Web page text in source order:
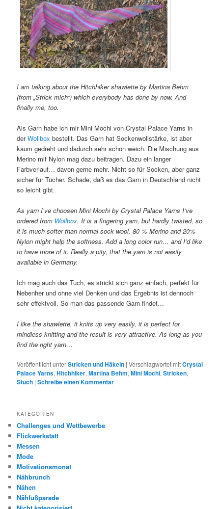
I am talking about the Hitchhiker shawlette by Martina Behm
(from „Strick mich“) which everybody has done by now. And
finally me, too.
Als Garn habe ich mir Mini Mochi von Crystal Palace Yarns in
derWollbox bestellt. Das Garn hat Sockenwollstärke, ist aber
kaum gedreht und dadurch sehr schön weich. Die Mischung aus
Merino mit Nylon mag dazu beitragen. Dazu ein langer
Farbverlauf… davon gerne mehr. Nicht so für Socken, aber ganz
sicher für Tücher. Schade, daß es das Garn in Deutschland nicht
so leicht gibt.
As yarn I’ve choosen Mini Mochi by Crystal Palace Yarns I’ve
ordered from Wollbox. It is a fingering yarn, but hardly twisted, so
it is much softer than normal sock wool. 80 % Merino and 20%
Nylon might help the softness. Add a long color run… and I’d like
to have more of it. Really a pity, that the yarn is not easily
available in Germany.
Ich mag auch das Tuch, es strickt sich ganz einfach, perfekt für
Nebenher und ohne viel Denken und das Ergebnis ist dennoch
sehr effektvoll. So man das passende Garn findet…
I like the shawlette, it knits up very easily, it is perfect for
mindless knitting and the result is very attractive. As long as you
find the right yarn…
Veröffentlicht unterStricken und Häkeln |Verschlagwortet mitCrystal
Palace Yarns,Hitchhiker,Martina Behm,Mini Mochi,Stricken,
Stuch |Schreibe einen Kommentar
KATEGORIEN
Challenges und Wettbewerbe
Flickwerkstatt
Messen
Mode
Motivationsmonat
Nähbrunch
Nähen
Nähfußparade